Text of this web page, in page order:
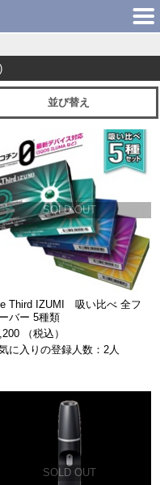
並び替え
SOLD OUT
Third IZUMI 吸い比べ 全フ
バー 5種類
（税込）
に入りの登録人数：2人
SOLD OUT